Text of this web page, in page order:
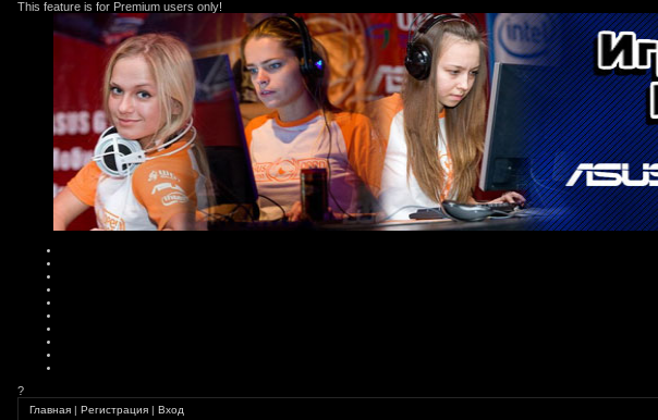
This feature is for Premium users only!
?
Главная | Регистрация | Вход